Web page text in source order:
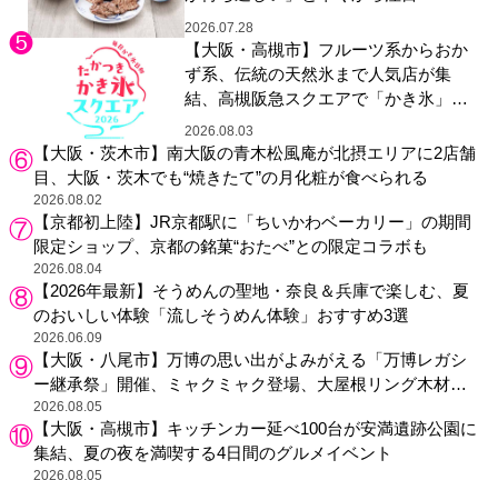
2026.07.28
【大阪・高槻市】フルーツ系からおか
ず系、伝統の天然氷まで人気店が集
結、高槻阪急スクエアで「かき氷」祭
り
2026.08.03
【大阪・茨木市】南大阪の青木松風庵が北摂エリアに2店舗
目、大阪・茨木でも“焼きたて”の月化粧が食べられる
2026.08.02
【京都初上陸】JR京都駅に「ちいかわベーカリー」の期間
限定ショップ、京都の銘菓“おたべ”との限定コラボも
2026.08.04
【2026年最新】そうめんの聖地・奈良＆兵庫で楽しむ、夏
のおいしい体験「流しそうめん体験」おすすめ3選
2026.06.09
【大阪・八尾市】万博の思い出がよみがえる「万博レガシ
ー継承祭」開催、ミャクミャク登場、大屋根リング木材展
示も
2026.08.05
【大阪・高槻市】キッチンカー延べ100台が安満遺跡公園に
集結、夏の夜を満喫する4日間のグルメイベント
2026.08.05